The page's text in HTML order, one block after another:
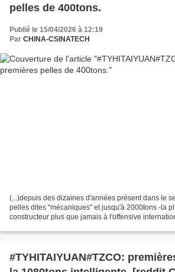
pelles de 400tons.
Publié le 15/04/2026 à 12:19
Par CHINA-CSINATECH
(...)depuis des dizaines d'années présent dans le
pelles dites "mécaniques" et jusqu'à 2000tons -la
constructeur plus que jamais à l'offensive
#TYHITAIYUAN#TZCO: